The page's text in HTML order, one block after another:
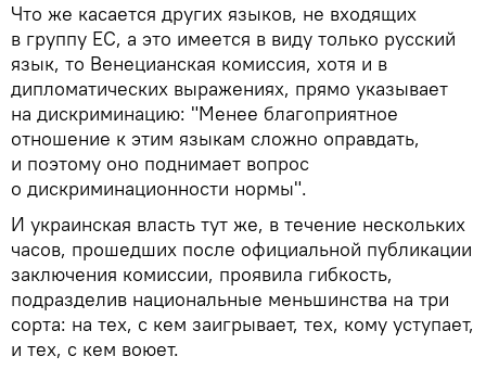
Что же касается других языков, не входящих
в группу ЕС, а это имеется в виду только русский
язык, то Венецианская комиссия, хотя и в
дипломатических выражениях, прямо указывает
на дискриминацию: "Менее благоприятное
отношение к этим языкам сложно оправдать,
и поэтому оно поднимает вопрос
о дискриминационности нормы".
И украинская власть тут же, в течение нескольких
часов, прошедших после официальной публикации
заключения комиссии, проявила гибкость,
подразделив национальные меньшинства на три
сорта: на тех, с кем заигрывает, тех, кому уступает,
и тех, с кем воюет.